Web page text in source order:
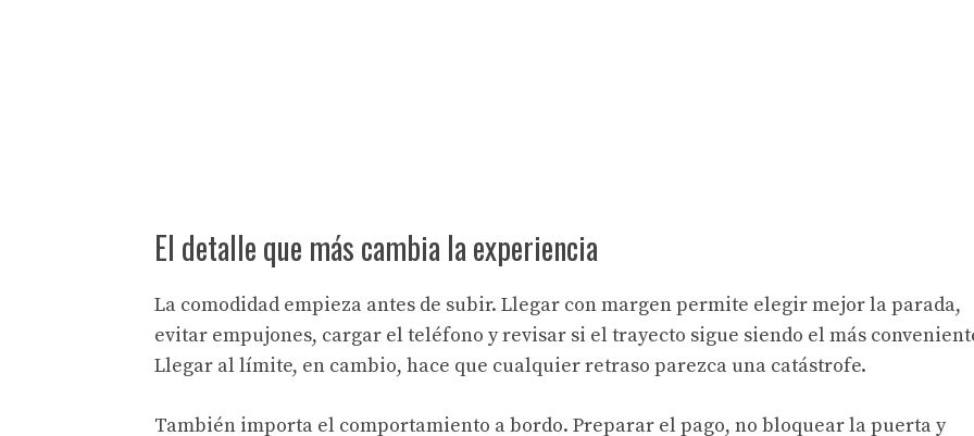
El detalle que más cambia la experiencia
La comodidad empieza antes de subir. Llegar con margen permite elegir mejor la parada,
evitar empujones, cargar el teléfono y revisar si el trayecto sigue siendo el más
Llegar al límite, en cambio, hace que cualquier retraso parezca una catástrofe.
También importa el comportamiento a bordo. Preparar el pago, no bloquear la puerta y